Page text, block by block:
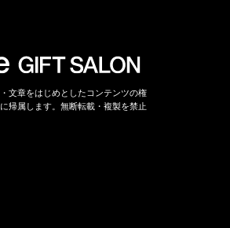
文章をはじめとしたコンテンツの権
帰属します。無断転載・複製を禁止